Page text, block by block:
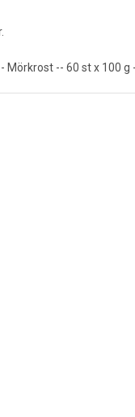
-- 60 st x 100 g